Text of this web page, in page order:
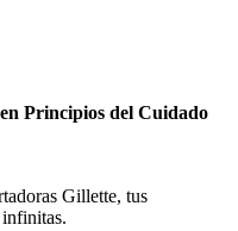
Principios del Cuidado
Gillette, tus